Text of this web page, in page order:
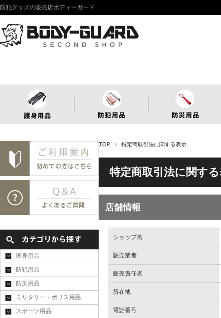
防犯グッズの販売店ボディーガード
TOP 特定商取引法に関する表示
特定商取引法に関す
店舗情報
ショップ名
販売業者
販売責任者
所在地
電話番号
護身用品
防犯用品
防災用品
ミリタリー・ポリス用品
スポーツ用品